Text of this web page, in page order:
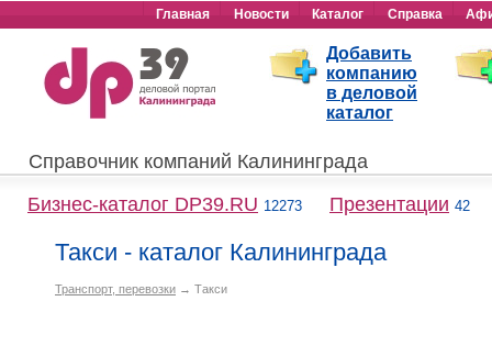
Главная Новости Каталог Справка
Добавить
компанию
в деловой
каталог
Справочник компаний Калининграда
Бизнес-каталог DP39.RU 12273 Презентации 42
Такси - каталог Калининграда
Транспорт, перевозки → Такси